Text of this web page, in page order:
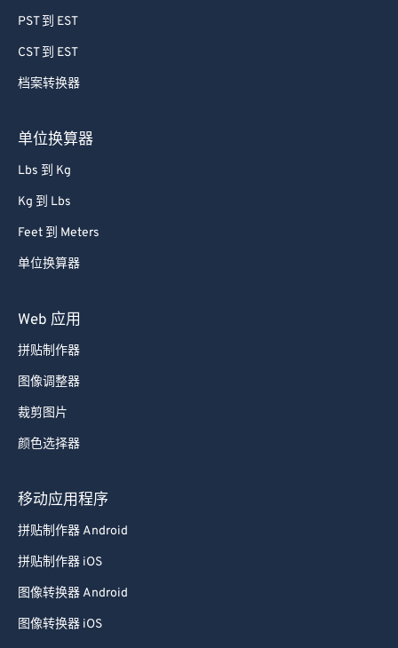
PST 到 EST
CST 到 EST
档案转换器
单位换算器
Lbs 到 Kg
Kg 到 Lbs
Feet 到 Meters
单位换算器
Web 应用
拼贴制作器
图像调整器
裁剪图片
颜色选择器
移动应用程序
拼贴制作器 Android
拼贴制作器 iOS
图像转换器 Android
图像转换器 iOS